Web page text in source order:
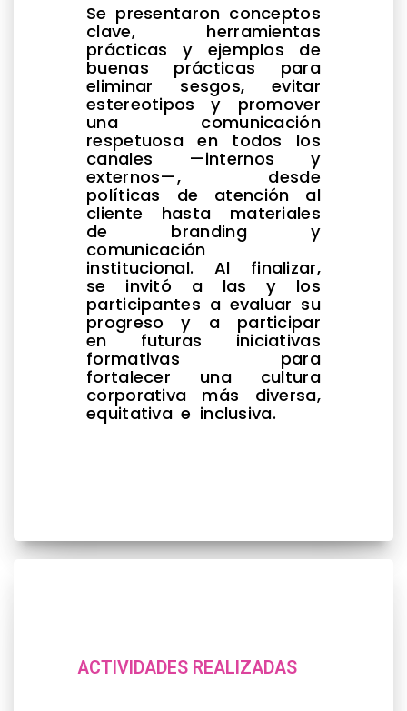
Se presentaron conceptos
clave, herramientas
prácticas y ejemplos de
buenas prácticas para
eliminar sesgos, evitar
estereotipos y promover
una comunicación
respetuosa en todos los
canales —internos y
externos—, desde
políticas de atención al
cliente hasta materiales
de branding y
comunicación
institucional. Al finalizar,
se invitó a las y los
participantes a evaluar su
progreso y a participar
en futuras iniciativas
formativas para
fortalecer una cultura
corporativa más diversa,
equitativa e inclusiva.
ACTIVIDADES REALIZADAS